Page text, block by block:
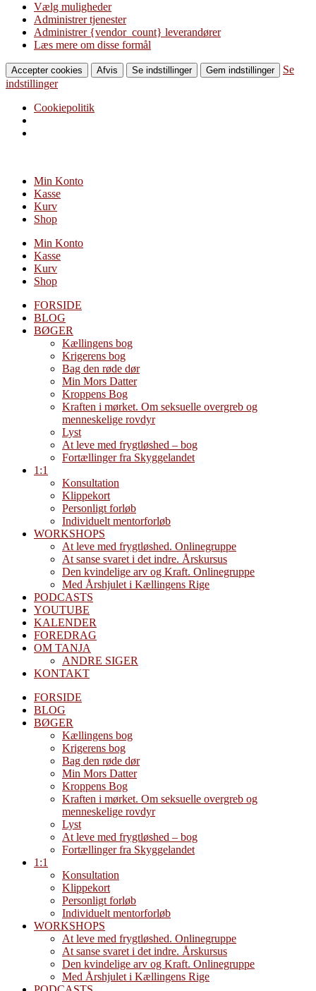
Vælg muligheder
Administrer tjenester
Administrer {vendor_count} leverandører
Læs mere om disse formål
Accepter cookies Afvis Se indstillinger Gem indstillinger
Se
indstillinger
Cookiepolitik
indholdMin Konto
Kasse
Kurv
Shop
Min Konto
Kasse
Kurv
Shop
FORSIDE
BLOG
BØGER
Kællingens bog
Krigerens bog
Bag den røde dør
Min Mors Datter
Kroppens Bog
Kraften i mørket. Om seksuelle overgreb og
menneskelige rovdyr
Lyst
At leve med frygtløshed – bog
Fortællinger fra Skyggelandet
1:1
Konsultation
Klippekort
Personligt forløb
Individuelt mentorforløb
WORKSHOPS
At leve med frygtløshed. Onlinegruppe
At sanse svaret i det indre. Årskursus
Den kvindelige arv og Kraft. Onlinegruppe
Med Årshjulet i Kællingens Rige
PODCASTS
YOUTUBE
KALENDER
FOREDRAG
OM TANJA
ANDRE SIGER
KONTAKT
FORSIDE
BLOG
BØGER
Kællingens bog
Krigerens bog
Bag den røde dør
Min Mors Datter
Kroppens Bog
Kraften i mørket. Om seksuelle overgreb og
menneskelige rovdyr
Lyst
At leve med frygtløshed – bog
Fortællinger fra Skyggelandet
1:1
Konsultation
Klippekort
Personligt forløb
Individuelt mentorforløb
WORKSHOPS
At leve med frygtløshed. Onlinegruppe
At sanse svaret i det indre. Årskursus
Den kvindelige arv og Kraft. Onlinegruppe
Med Årshjulet i Kællingens Rige